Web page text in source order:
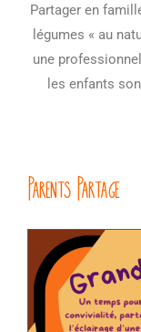
Partager en
légumes « au
une
les enfants
Parents Partage